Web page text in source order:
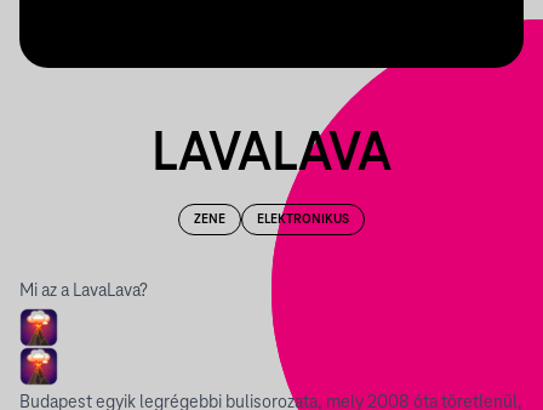
LAVALAVA
ZENE ELEKTRONIKUS
Mi az a LavaLava?
Budapest egyik legrégebbi bulisorozata, mely 2008 óta töretlenül,